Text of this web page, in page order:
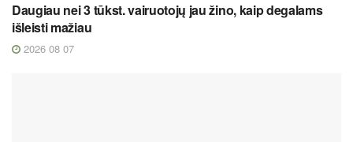
Daugiau nei 3 tūkst. vairuotojų jau žino, kaip degalams
išleisti mažiau
2026 08 07